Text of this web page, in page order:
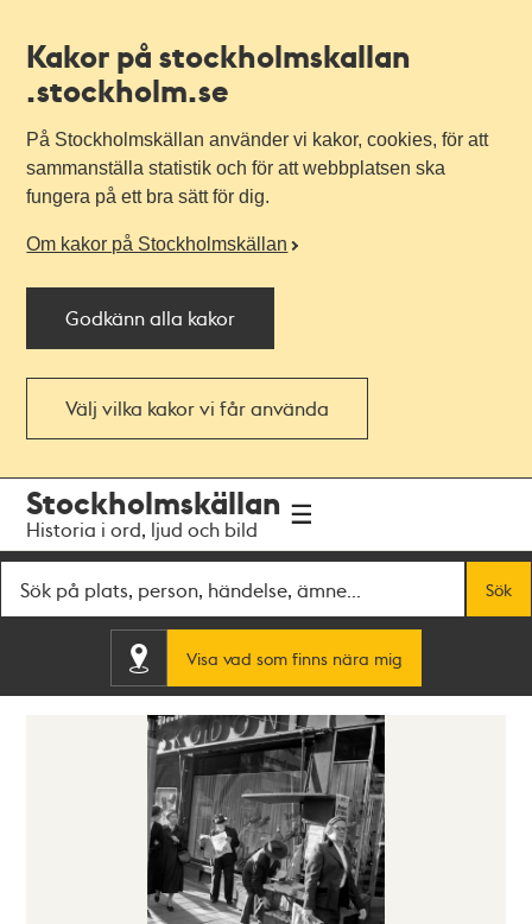
Kakor på stockholmskallan
.stockholm.se
På Stockholmskällan använder vi kakor, cookies, för att
sammanställa statistik och för att webbplatsen ska
fungera på ett bra sätt för dig.
Om kakor på Stockholmskällan
Godkänn alla kakor
Välj vilka kakor vi får använda
navigationen
huvudinnehållet
Stockholmskällan
Historia i ord, ljud och bild
Sök
Visa vad som finns nära mig